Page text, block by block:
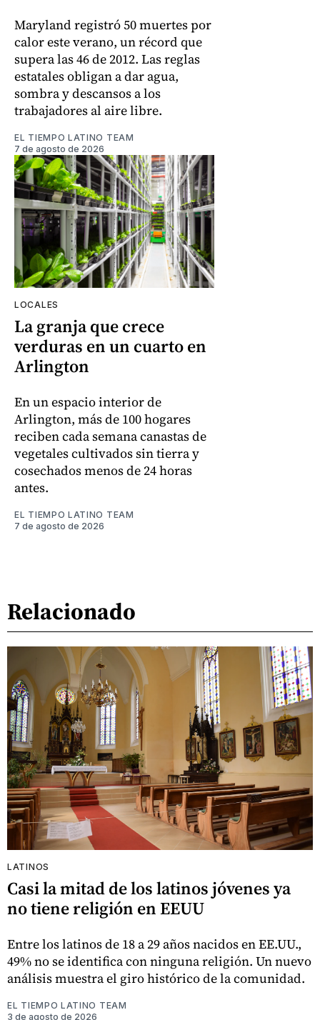
Maryland registró 50 muertes por
calor este verano, un récord que
supera las 46 de 2012. Las reglas
estatales obligan a dar agua,
sombra y descansos a los
trabajadores al aire libre.
EL TIEMPO LATINO TEAM
7 de agosto de 2026
LOCALES
La granja que crece
verduras en un cuarto en
Arlington
En un espacio interior de
Arlington, más de 100 hogares
reciben cada semana canastas de
vegetales cultivados sin tierra y
cosechados menos de 24 horas
antes.
EL TIEMPO LATINO TEAM
7 de agosto de 2026
Relacionado
LATINOS
Casi la mitad de los latinos jóvenes ya
no tiene religión en EEUU
Entre los latinos de 18 a 29 años nacidos en EE.UU.,
49% no se identifica con ninguna religión. Un nuevo
análisis muestra el giro histórico de la comunidad.
EL TIEMPO LATINO TEAM
3 de agosto de 2026